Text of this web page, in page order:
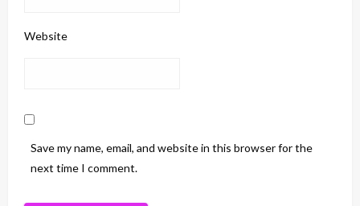
Website
Save my name, email, and website in this browser for the
next time I comment.